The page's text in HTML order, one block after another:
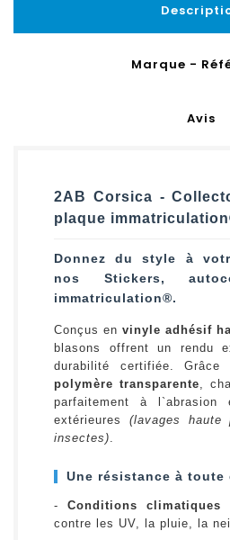
Marque -
Avis
2AB Corsica -
plaque
Donnez du style à
nos Stickers,
immatriculation®.
Conçus en vinyle adhésif
blasons offrent un rendu
durabilité certifiée.
polymère transparente ,
parfaitement à l`abrasion
extérieures (lavages haute
insectes)
Une résistance à toute
- Conditions climatiques
contre les UV, la pluie, la